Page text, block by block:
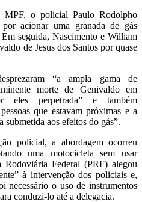
MPF, o policial Paulo Rodolpho
acionar uma granada de gás
seguida, Nascimento e William
de Jesus dos Santos por quase
“a ampla gama de
morte de Genivaldo em
eles perpetrada” e também
que estavam próximas e a
submetida aos efeitos do gás”.
policial, a abordagem ocorreu
uma motocicleta sem usar
Rodoviária Federal (PRF) alegou
à intervenção dos policiais e,
necessário o uso de instrumentos
conduzi-lo até a delegacia.